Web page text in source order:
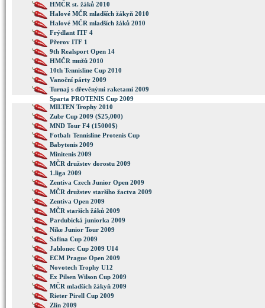
HMČR st. žáků 2010
Halové MČR mladších žákyň 2010
Halové MČR mladších žáků 2010
Frýdlant ITF 4
Přerov ITF 1
9th Realsport Open 14
HMČR mužů 2010
10th Tennisline Cup 2010
Vanoční párty 2009
Turnaj s dřevěnými raketami 2009
Sparta PROTENIS Cup 2009
MILTEN Trophy 2010
Zubr Cup 2009 ($25,000)
MND Tour F4 (15000$)
Fotbal: Tennisline Protenis Cup
Babytenis 2009
Minitenis 2009
MČR družstev dorostu 2009
1.liga 2009
Zentiva Czech Junior Open 2009
MČR družstev staršího žactva 2009
Zentiva Open 2009
MČR starších žáků 2009
Pardubická juniorka 2009
Nike Junior Tour 2009
Safina Cup 2009
Jablonec Cup 2009 U14
ECM Prague Open 2009
Novotech Trophy U12
Ex Pilsen Wilson Cup 2009
MČR mladších žákyň 2009
Rieter Pirell Cup 2009
Zlín 2009